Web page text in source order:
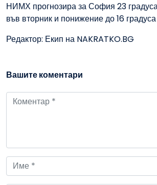
НИМХ прогнозира за София 23
във вторник и понижение до 16
Редактор: Екип на NAKRATKO.BG
Вашите коментари